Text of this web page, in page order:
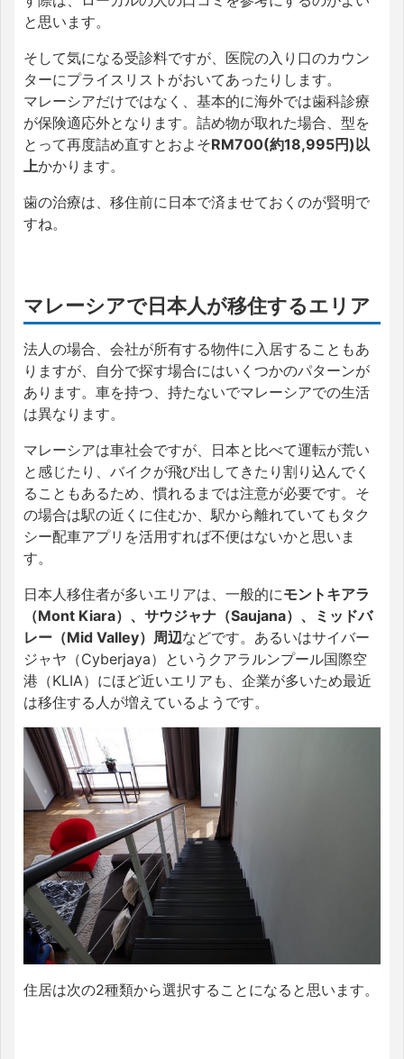
と思います。
そして気になる受診料ですが、医院の入り口のカウン
ターにプライスリストがおいてあったりします。
マレーシアだけではなく、基本的に海外では歯科診療
が保険適応外となります。詰め物が取れた場合、型を
とって再度詰め直すとおよそRM700(約18,995円)以
上かかります。
歯の治療は、移住前に日本で済ませておくのが賢明で
すね。
マレーシアで日本人が移住するエリア
法人の場合、会社が所有する物件に入居することもあ
りますが、自分で探す場合にはいくつかのパターンが
あります。車を持つ、持たないでマレーシアでの生活
は異なります。
マレーシアは車社会ですが、日本と比べて運転が荒い
と感じたり、バイクが飛び出してきたり割り込んでく
ることもあるため、慣れるまでは注意が必要です。そ
の場合は駅の近くに住むか、駅から離れていてもタク
シー配車アプリを活用すれば不便はないかと思いま
す。
日本人移住者が多いエリアは、一般的にモントキアラ
（Mont Kiara）、サウジャナ（Saujana）、ミッドバ
レー（Mid Valley）周辺などです。あるいはサイバー
ジャヤ（Cyberjaya）というクアラルンプール国際空
港（KLIA）にほど近いエリアも、企業が多いため最近
は移住する人が増えているようです。
住居は次の2種類から選択することになると思います。